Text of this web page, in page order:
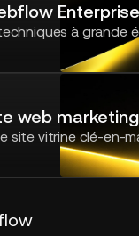
Enterprise
à grande
web marketing
site vitrine clé-en-